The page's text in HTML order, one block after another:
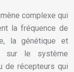
complexe qui
la fréquence de
la génétique et
sur le système
de récepteurs qui